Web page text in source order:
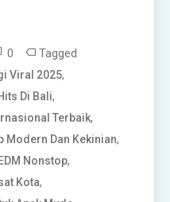
0 Tagged
Viral 2025,
Di Bali,
Terbaik,
Modern Dan Kekinian,
Nonstop,
Kota,